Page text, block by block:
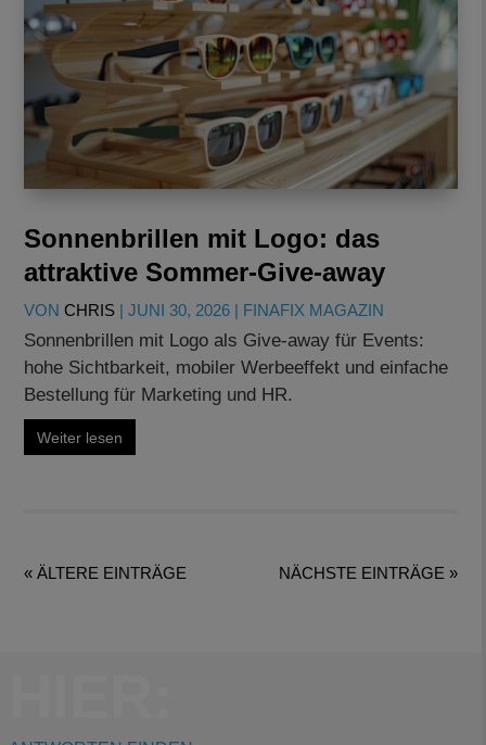
Sonnenbrillen mit Logo: das
attraktive Sommer-Give-away
VONCHRIS |JUNI 30, 2026 | FINAFIX MAGAZIN
Sonnenbrillen mit Logo als Give-away für Events:
hohe Sichtbarkeit, mobiler Werbeeffekt und einfache
Bestellung für Marketing und HR.
Weiter lesen
« ÄLTERE EINTRÄGE NÄCHSTE EINTRÄGE »